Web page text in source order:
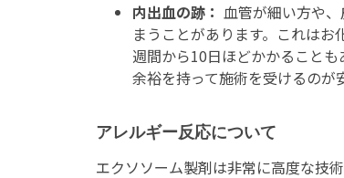
内出血の跡： 血管が細い方や
まうことがあります。これは
週間から10日ほどかかること
余裕を持って施術を受けるのが
アレルギー反応について
エクソソーム製剤は非常に高度な技